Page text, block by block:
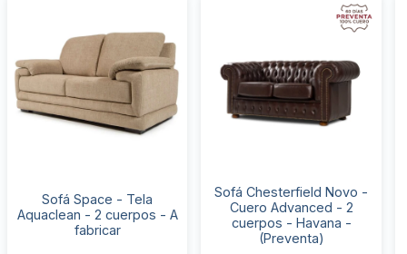
Sofá Space - Tela
Aquaclean - 2 cuerpos - A
fabricar
Sofá Chesterfield Novo -
Cuero Advanced - 2
cuerpos - Havana -
(Preventa)